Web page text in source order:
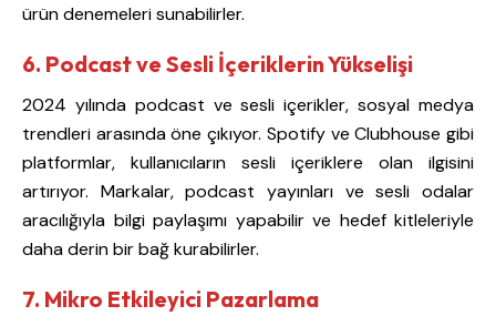
ürün denemeleri sunabilirler.
6. Podcast ve Sesli İçeriklerin Yükselişi
2024 yılında podcast ve sesli içerikler, sosyal medya
trendleri arasında öne çıkıyor. Spotify ve Clubhouse gibi
platformlar, kullanıcıların sesli içeriklere olan ilgisini
artırıyor. Markalar, podcast yayınları ve sesli odalar
aracılığıyla bilgi paylaşımı yapabilir ve hedef kitleleriyle
daha derin bir bağ kurabilirler.
7. Mikro Etkileyici Pazarlama